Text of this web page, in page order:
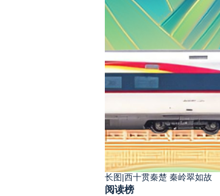
长图|西十贯秦楚 秦岭翠如故
阅读榜